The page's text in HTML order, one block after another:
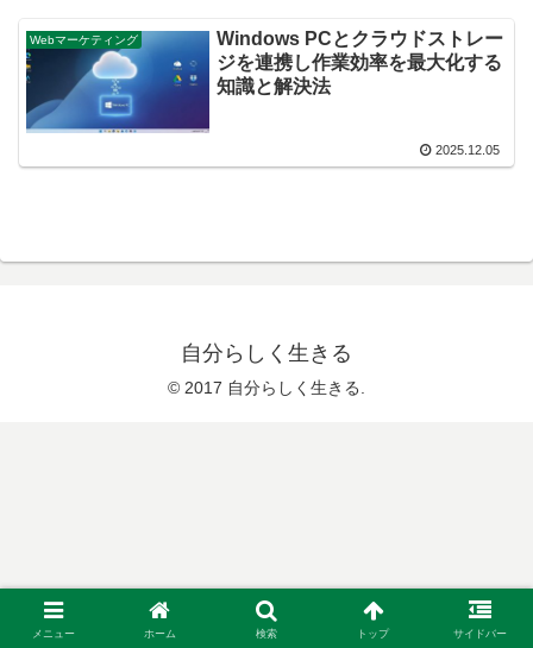
Webマーケティング
Windows PCとクラウドストレー
ジを連携し作業効率を最大化する
知識と解決法
2025.12.05
自分らしく生きる
© 2017 自分らしく生きる.
メニュー ホーム 検索 トップ サイドバー